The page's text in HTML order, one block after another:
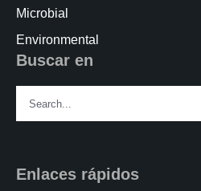
Microbial
Environmental
Buscar en
Search
for:
Enlaces rápidos